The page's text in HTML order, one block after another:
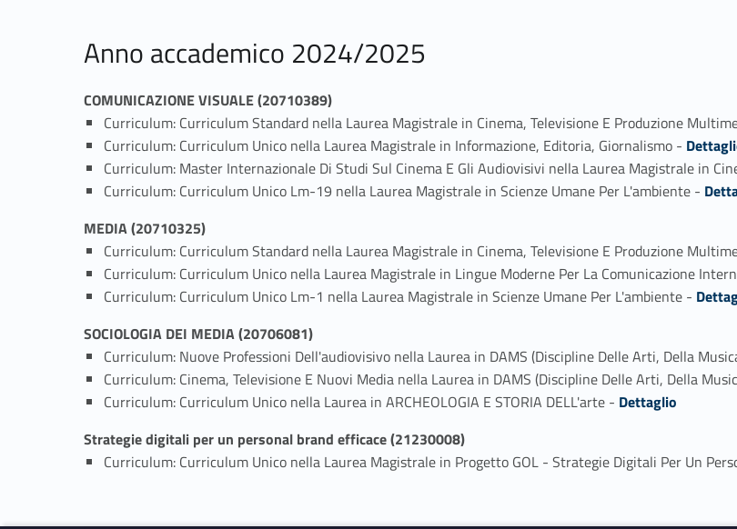
Anno accademico 2024/2025
COMUNICAZIONE VISUALE (20710389)
Curriculum: Curriculum Standard nella Laurea Magistrale in Cinema, Televisione E Produzione
Curriculum: Curriculum Unico nella Laurea Magistrale in Informazione, Editoria, Giornalismo - Link identifier #identifier_person_20926-2
Curriculum: Master Internazionale Di Studi Sul Cinema E Gli Audiovisivi nella Laurea Magistrale in
Curriculum: Curriculum Unico Lm-19 nella Laurea Magistrale in Scienze Umane Per L'ambiente - Link identifier #identifier_person_33407-4
MEDIA (20710325)
Curriculum: Curriculum Standard nella Laurea Magistrale in Cinema, Televisione E Produzione
Curriculum: Curriculum Unico nella Laurea Magistrale in Lingue Moderne Per La Comunicazione
Curriculum: Curriculum Unico Lm-1 nella Laurea Magistrale in Scienze Umane Per L'ambiente - Link identifier #identifier_person_153579-3
SOCIOLOGIA DEI MEDIA (20706081)
Curriculum: Nuove Professioni Dell'audiovisivo nella Laurea in DAMS (Discipline Delle Arti, Della
Curriculum: Cinema, Televisione E Nuovi Media nella Laurea in DAMS (Discipline Delle Arti, Della
Curriculum: Curriculum Unico nella Laurea in ARCHEOLOGIA E STORIA DELL'arte - Link identifier #identifier_person_67292-3
Dettaglio
Strategie digitali per un personal brand efficace (21230008)
Curriculum: Curriculum Unico nella Laurea Magistrale in Progetto GOL - Strategie Digitali Per Un